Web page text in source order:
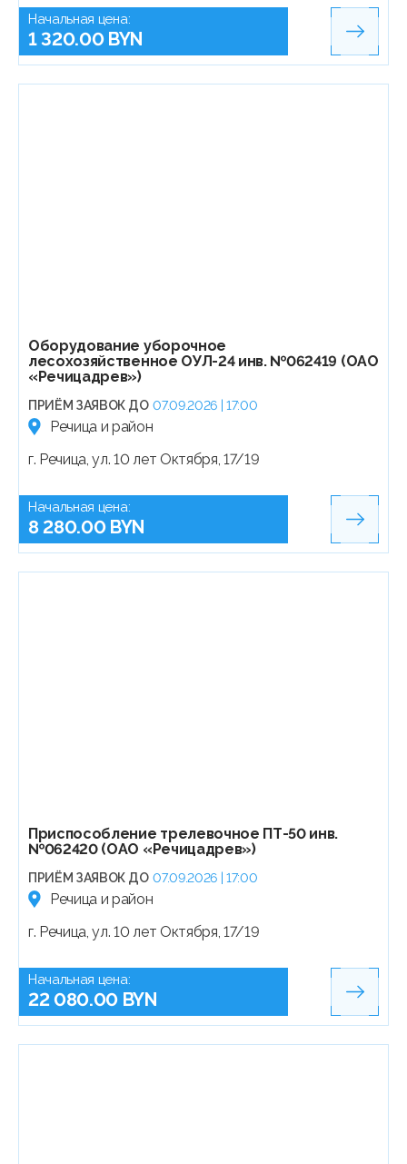
Начальная цена:
1 320.00 BYN
Оборудование уборочное
лесохозяйственное ОУЛ-24 инв. №062419 (ОАО
«Речицадрев»)
ПРИЁМ ЗАЯВОК ДО 07.09.2026 | 17:00
Речица и район
г. Речица, ул. 10 лет Октября, 17/19
Начальная цена:
8 280.00 BYN
Приспособление трелевочное ПТ-50 инв.
№062420 (ОАО «Речицадрев»)
ПРИЁМ ЗАЯВОК ДО 07.09.2026 | 17:00
Речица и район
г. Речица, ул. 10 лет Октября, 17/19
Начальная цена:
22 080.00 BYN